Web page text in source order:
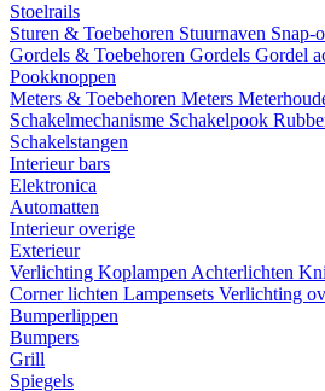
Stoelrails
Sturen & Toebehoren Stuurnaven Snap-
Gordels & Toebehoren Gordels Gordel
Pookknoppen
Meters & Toebehoren Meters
Schakelmechanisme Schakelpook
Schakelstangen
Interieur bars
Elektronica
Automatten
Interieur overige
Exterieur
Verlichting Koplampen Achterlichten
Corner lichten Lampensets Verlichting
Bumperlippen
Bumpers
Grill
Spiegels